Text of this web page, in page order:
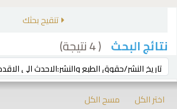
تنقيح بحثك
نتائج البحث ( 4 نتيجة)
ترتيب بواسطة:
اختر الكل
مسح الكل